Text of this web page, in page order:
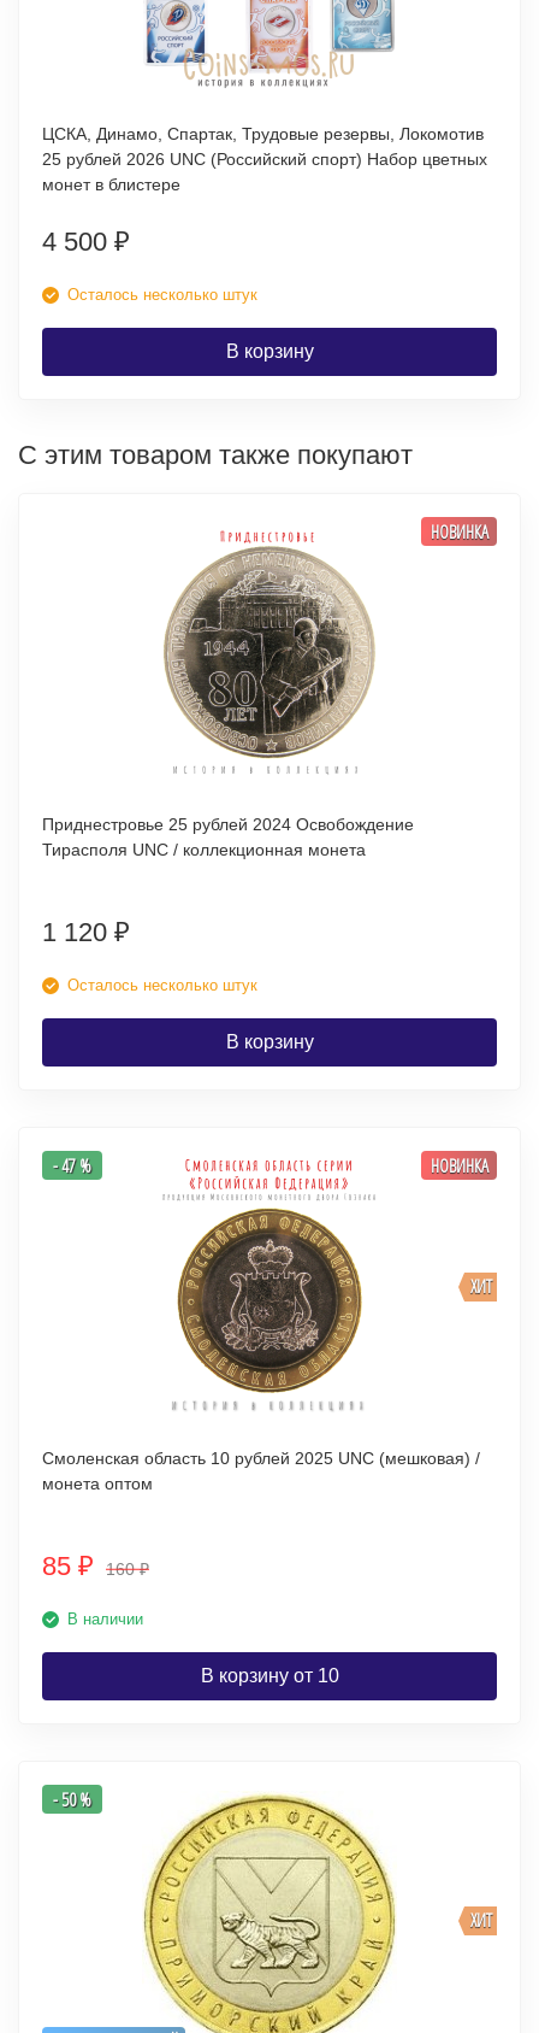
ЦСКА, Динамо, Спартак, Трудовые резервы, Локомотив
25 рублей 2026 UNC (Российский спорт) Набор цветных
монет в блистере
4 500 ₽
Осталось несколько штук
В корзину
С этим товаром также покупают
НОВИНКА
Приднестровье 25 рублей 2024 Освобождение
Тирасполя UNC / коллекционная монета
1 120 ₽
Осталось несколько штук
В корзину
ХИТ
- 47 % НОВИНКА
Смоленская область 10 рублей 2025 UNC (мешковая) /
монета оптом
85 ₽ 160₽
В наличии
В корзину от 10
ХИТ
- 50 %